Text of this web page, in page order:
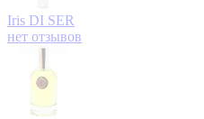
Iris DI SER
нет отзывов